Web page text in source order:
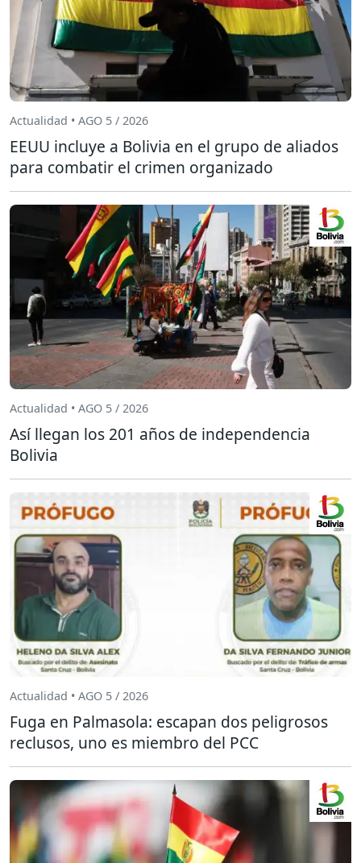
Actualidad • AGO 5 / 2026
EEUU incluye a Bolivia en el grupo de aliados
para combatir el crimen organizado
Actualidad • AGO 5 / 2026
Así llegan los 201 años de independencia
Bolivia
Actualidad • AGO 5 / 2026
Fuga en Palmasola: escapan dos peligrosos
reclusos, uno es miembro del PCC